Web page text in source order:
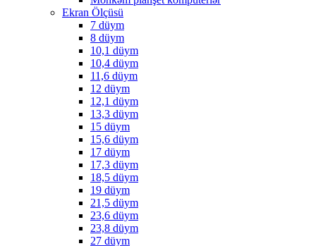
Ekran Ölçüsü
7 düym
8 düym
10,1 düym
10,4 düym
11,6 düym
12 düym
12,1 düym
13,3 düym
15 düym
15,6 düym
17 düym
17,3 düym
18,5 düym
19 düym
21,5 düym
23,6 düym
23,8 düym
27 düym